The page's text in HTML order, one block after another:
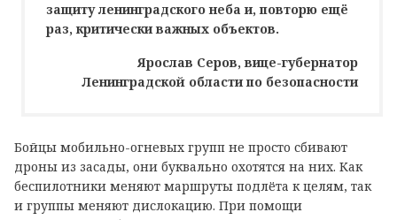
защиту ленинградского неба и, повторю ещё
раз, критически важных объектов.
Ярослав Серов, вице-губернатор
Ленинградской области по безопасности
Бойцы мобильно-огневых групп не просто сбивают
дроны из засады, они буквально охотятся на них. Как
беспилотники меняют маршруты подлёта к целям, так
и группы меняют дислокацию. При помощи